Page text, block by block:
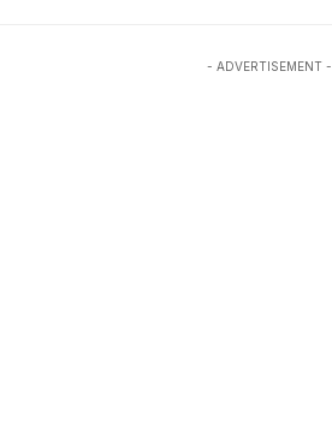
- ADVERTISEMENT -